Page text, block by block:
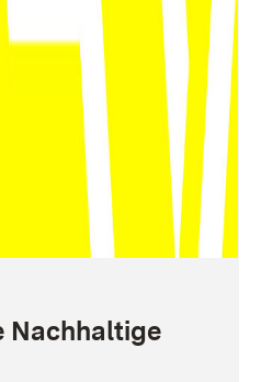
Nachhaltige